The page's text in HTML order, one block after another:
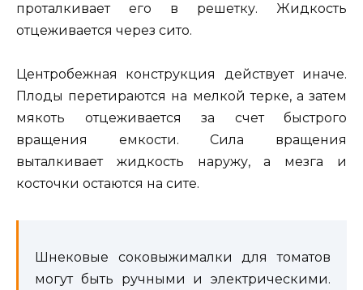
проталкивает его в решетку. Жидкость
отцеживается через сито.
Центробежная конструкция действует иначе.
Плоды перетираются на мелкой терке, а затем
мякоть отцеживается за счет быстрого
вращения емкости. Сила вращения
выталкивает жидкость наружу, а мезга и
косточки остаются на сите.
Шнековые соковыжималки для томатов
могут быть ручными и электрическими.